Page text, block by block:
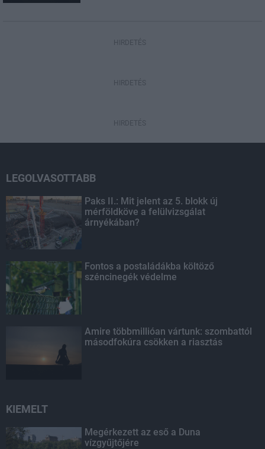
HIRDETÉS
HIRDETÉS
HIRDETÉS
LEGOLVASOTTABB
Paks II.: Mit jelent az 5. blokk új
mérföldköve a felülvizsgálat
árnyékában?
Fontos a postaládákba költöző
széncinegék védelme
Amire többmillióan vártunk: szombattól
másodfokúra csökken a riasztás
KIEMELT
Megérkezett az eső a Duna
vízgyűjtőjére